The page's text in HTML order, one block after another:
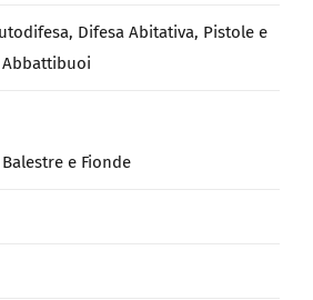
Difesa Abitativa, Pistole e
Abbattibuoi
e Fionde